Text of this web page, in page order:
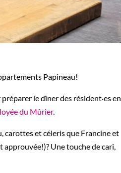
Papineau!
le dîner des résident·es en
du Mûrier.
carottes et céleris que Francine et
Une touche de cari,